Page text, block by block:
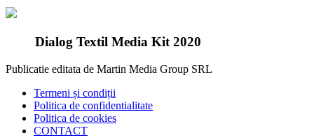
Dialog Textil Media Kit 2020
Publicatie editata de Martin Media Group SRL
Termeni și condiții
Politica de confidentialitate
Politica de cookies
CONTACT